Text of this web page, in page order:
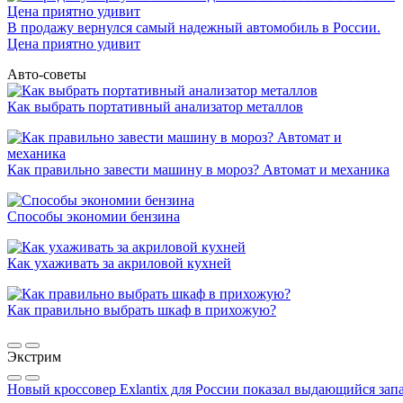
В продажу вернулся самый надежный автомобиль в России.
Цена приятно удивит
Авто-советы
Как выбрать портативный анализатор металлов
Как правильно завести машину в мороз? Автомат и механика
Способы экономии бензина
Как ухаживать за акриловой кухней
Как правильно выбрать шкаф в прихожую?
Экстрим
Новый кроссовер Exlantix для России показал выдающийся